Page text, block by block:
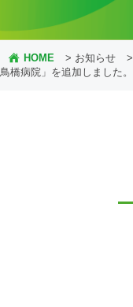
HOME > お知らせ >
鳥橋病院」を追加しました。